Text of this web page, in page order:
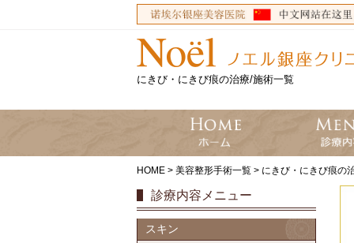
にきび・にきび痕の治療/施術一覧
HOME >美容整形手術一覧 > にきび・にきび痕の
診療内容メニュー
スキン